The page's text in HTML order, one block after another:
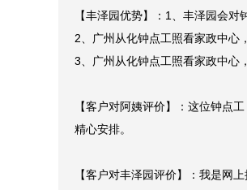
【丰泽园优势】：1、丰泽园会对
2、广州从化钟点工照看家政中心
3、广州从化钟点工照看家政中心
【客户对阿姨评价】：这位钟点
精心安排。
【客户对丰泽园评价】：我是网